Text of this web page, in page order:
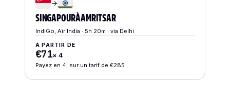
→
SINGAPOURÀAMRITSAR
IndiGo, Air India · 5h 20m · via Delhi
À PARTIR DE
€71× 4
Payez en 4, sur un tarif de €285